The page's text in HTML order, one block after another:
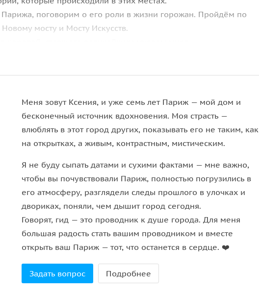
поговорим о его роли в жизни горожан. Пройдём по
мосту и Мосту Искусств.
Меня зовут Ксения, и уже семь лет Париж — мой дом и
бесконечный источник вдохновения. Моя страсть —
влюблять в этот город других, показывать его не таким, как
на открытках, а живым, контрастным, мистическим.
Я не буду сыпать датами и сухими фактами — мне важно,
чтобы вы почувствовали Париж, полностью погрузились в
его атмосферу, разглядели следы прошлого в улочках и
двориках, поняли, чем дышит город сегодня.
Говорят, гид — это проводник к душе города. Для меня
большая радость стать вашим проводником и вместе
открыть ваш Париж — тот, что останется в сердце. ❤️
Задать вопрос Подробнее